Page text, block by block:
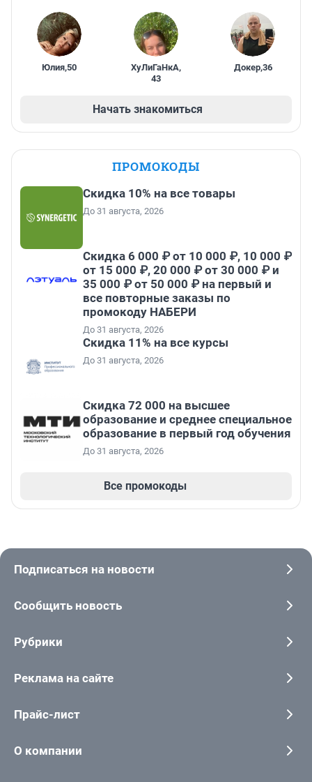
Юлия,50 ХуЛиГаНкА,
43
Докер,36
Начать знакомиться
ПРОМОКОДЫ
Скидка 10% на все товары
До 31 августа, 2026
Скидка 6 000 ₽ от 10 000 ₽, 10 000 ₽
от 15 000 ₽, 20 000 ₽ от 30 000 ₽ и
35 000 ₽ от 50 000 ₽ на первый и
все повторные заказы по
промокоду НАБЕРИ
До 31 августа, 2026
Скидка 11% на все курсы
До 31 августа, 2026
Скидка 72 000 на высшее
образование и среднее специальное
образование в первый год обучения
До 31 августа, 2026
Все промокоды
Подписаться на новости
Сообщить новость
Рубрики
Реклама на сайте
Прайс-лист
О компании